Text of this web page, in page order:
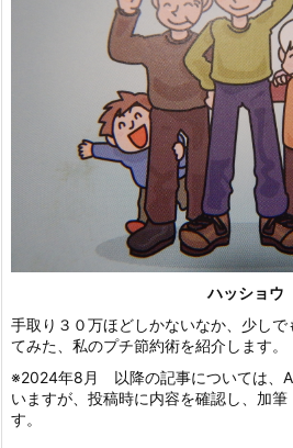
ハッショウ
手取り３０万ほどしかないなか、少し
てみた、私のプチ節約術を紹介します。
※2024年8月 以降の記事については、
いますが、投稿時に内容を確認し、加筆
す。